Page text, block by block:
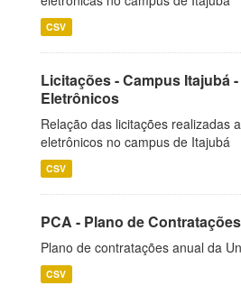
CSV
Licitações - Campus Itajubá
Eletrônicos
Relação das licitações realizadas
eletrônicos no campus de Itajubá
CSV
PCA - Plano de
Plano de contratações anual da
CSV